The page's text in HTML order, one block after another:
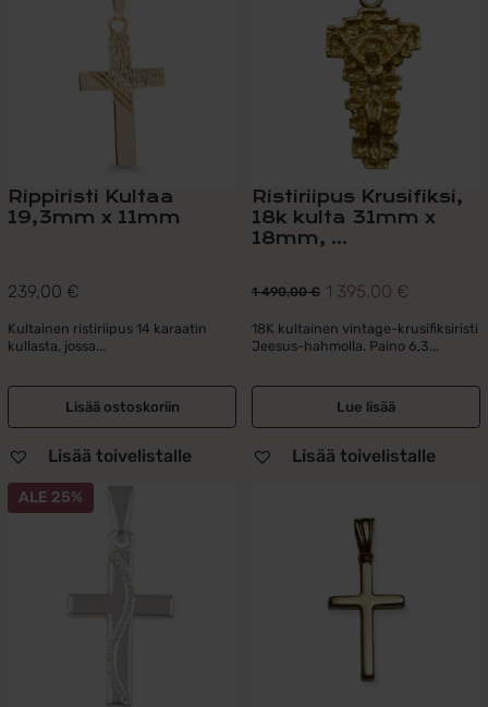
Rippiristi Kultaa
19,3mm x 11mm
239,00 €
Kultainen ristiriipus 14 karaatin
kullasta, jossa...
Lisää ostoskoriin
Lisää toivelistalle
Ristiriipus Krusifiksi,
18k kulta 31mm x
18mm, ...
1 490,00€
Alkuperäinen
hinta
oli:
1
1 395,00 €
Nykyinen
hinta
on:
1
18K kultainen vintage-krusifiksiristi
Jeesus-hahmolla. Paino 6,3...
Lue lisää
Lisää toivelistalle
ALE 25%